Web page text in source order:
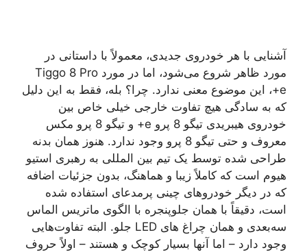
آشنایی با هر خودروی جدیدی، معمولاً با داستانی در
مورد ظاهر شروع می‌شود، اما در مورد Tiggo 8 Pro
e+، این موضوع معنی ندارد. چرا؟ بله، فقط به این دلیل
که به سادگی هیچ تفاوت خارجی خیلی خاص بین
خودروی هیبریدی تیگو 8 پرو e+ و تیگو 8 پرو مکس
معروف و حتی تیگو 8 پرو وجود ندارد. هنوز همان بدنه
طراحی شده توسط یک تیم بین المللی به رهبری استیو
هیوم است که کاملاً زیبا و هماهنگ، بدون جزئیات اضافه
که در دیگر خودروهای چینی پرمدعای استفاده شده
است، دقیقاً با همان جلوپنجره با الگوی ماتریس الماس
سه‌بعدی و همان چراغ های LED جلو. البته تفاوت‌هایی
وجود دارد – اما آنها بسیار کوچک و هستند – اولاً حروف